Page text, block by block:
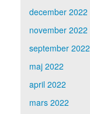
december 2022
november 2022
september 2022
maj 2022
april 2022
mars 2022